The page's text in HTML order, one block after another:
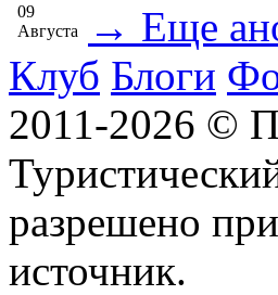
09
Августа
→ Еще
Клуб Блоги
2011-2026 ©
разрешено
источник.